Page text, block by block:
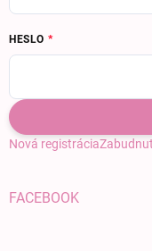
HESLO
Nová registrácia
FACEBOOK